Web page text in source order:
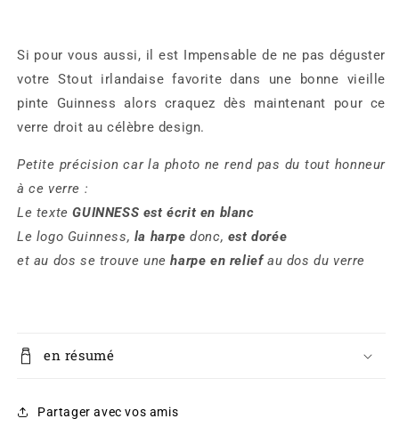
Si pour vous aussi, il est Impensable de ne pas déguster
votre Stout irlandaise favorite dans une bonne vieille
pinte Guinness alors craquez dès maintenant pour ce
verre droit au célèbre design.
Petite précision car la photo ne rend pas du tout honneur
à ce verre :
Le texteGUINNESS est écrit en blanc
Le logo Guinness, la harpedonc, est dorée
et au dos se trouve uneharpe en reliefau dos du verre
en résumé
Partager avec vos amis